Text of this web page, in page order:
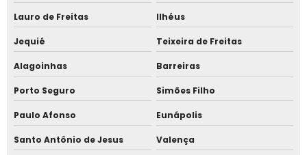
Fornecedor de bloqueio deslizante
Fornecedor de torniquete para condomínio
Relogio ponto
Comprar relógio de ponto por reconhecimento facial
Marcação de ponto pelo celular
Lauro de Freitas Ilhéus
Jequié Teixeira de Freitas
Alagoinhas Barreiras
Porto Seguro Simões Filho
Paulo Afonso Eunápolis
Santo Antônio de Jesus Valença